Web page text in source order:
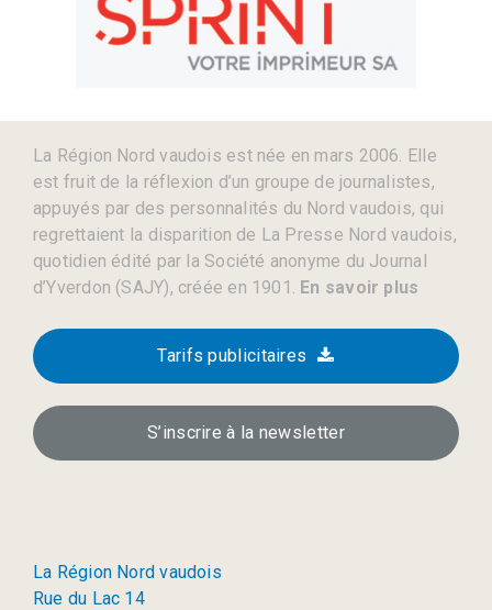
La Région Nord vaudois est née en mars 2006. Elle
est fruit de la réflexion d’un groupe de journalistes,
appuyés par des personnalités du Nord vaudois, qui
regrettaient la disparition de La Presse Nord vaudois,
quotidien édité par la Société anonyme du Journal
d’Yverdon (SAJY), créée en 1901. En savoir plus
Tarifs publicitaires
S’inscrire à la newsletter
La Région Nord vaudois
Rue du Lac 14